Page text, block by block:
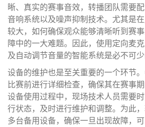
晰、真实的赛事音效，转播团队需要配
音响系统以及噪声抑制技术。尤其是
较大，如何确保观众能够清晰听到赛
障中的一大难题。因此，使用定向麦
及自动调节音量的智能系统是必不可少
设备的维护也是至关重要的一个环节
比赛前进行详细检查，确保其在赛事
设备使用过程中，现场技术人员需要
行状态，及时进行维护和调整。为此
多台备用设备，确保一旦出现故障，